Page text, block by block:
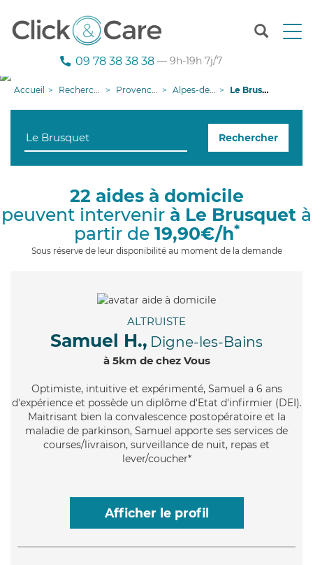
T
n
g
i
09 78 38 38 38 — 9h-19h 7j/7
Accueil Recherche aide à domicile Provence-Alpes-Côte d'Azur Alpes-de-Haute-Provence Le Brusquet
Rechercher
22 aides à domicile
peuvent intervenir à Le Brusquet à
partir de 19,90€/h*
Sous réserve de leur disponibilité au moment de la demande
ALTRUISTE
Samuel H., Digne-les-Bains
à 5km de chez Vous
Optimiste, intuitive et expérimenté, Samuel a 6 ans
d'expérience et possède un diplôme d'Etat d'infirmier (DEI).
Maitrisant bien la convalescence postopératoire et la
maladie de parkinson, Samuel apporte ses services de
courses/livraison, surveillance de nuit, repas et
lever/coucher*
Afficher le profil